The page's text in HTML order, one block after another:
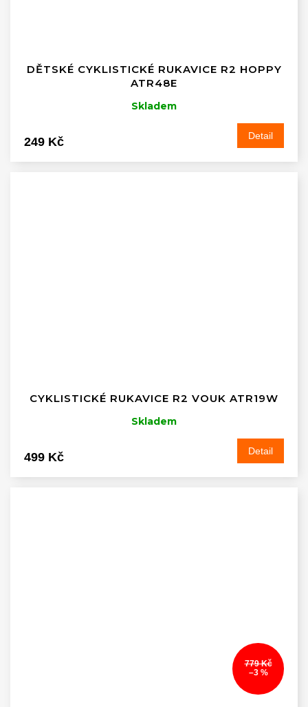
DĚTSKÉ CYKLISTICKÉ RUKAVICE R2 HOPPY
ATR48E
Skladem
249 Kč Detail
CYKLISTICKÉ RUKAVICE R2 VOUK ATR19W
Skladem
499 Kč Detail
779 Kč
–3 %